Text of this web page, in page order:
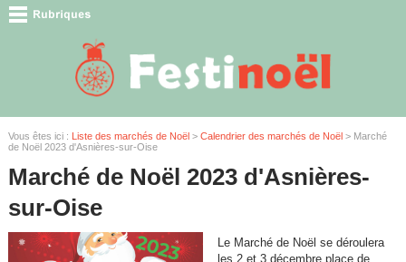
Vous êtes ici : Liste des marchés de Noël> Calendrier des marchés de Noël> Marché
de Noël 2023 d'Asnières-sur-Oise
Marché de Noël 2023 d'Asnières-
sur-Oise
Le Marché de Noël se déroulera
les 2 et 3 décembre place de